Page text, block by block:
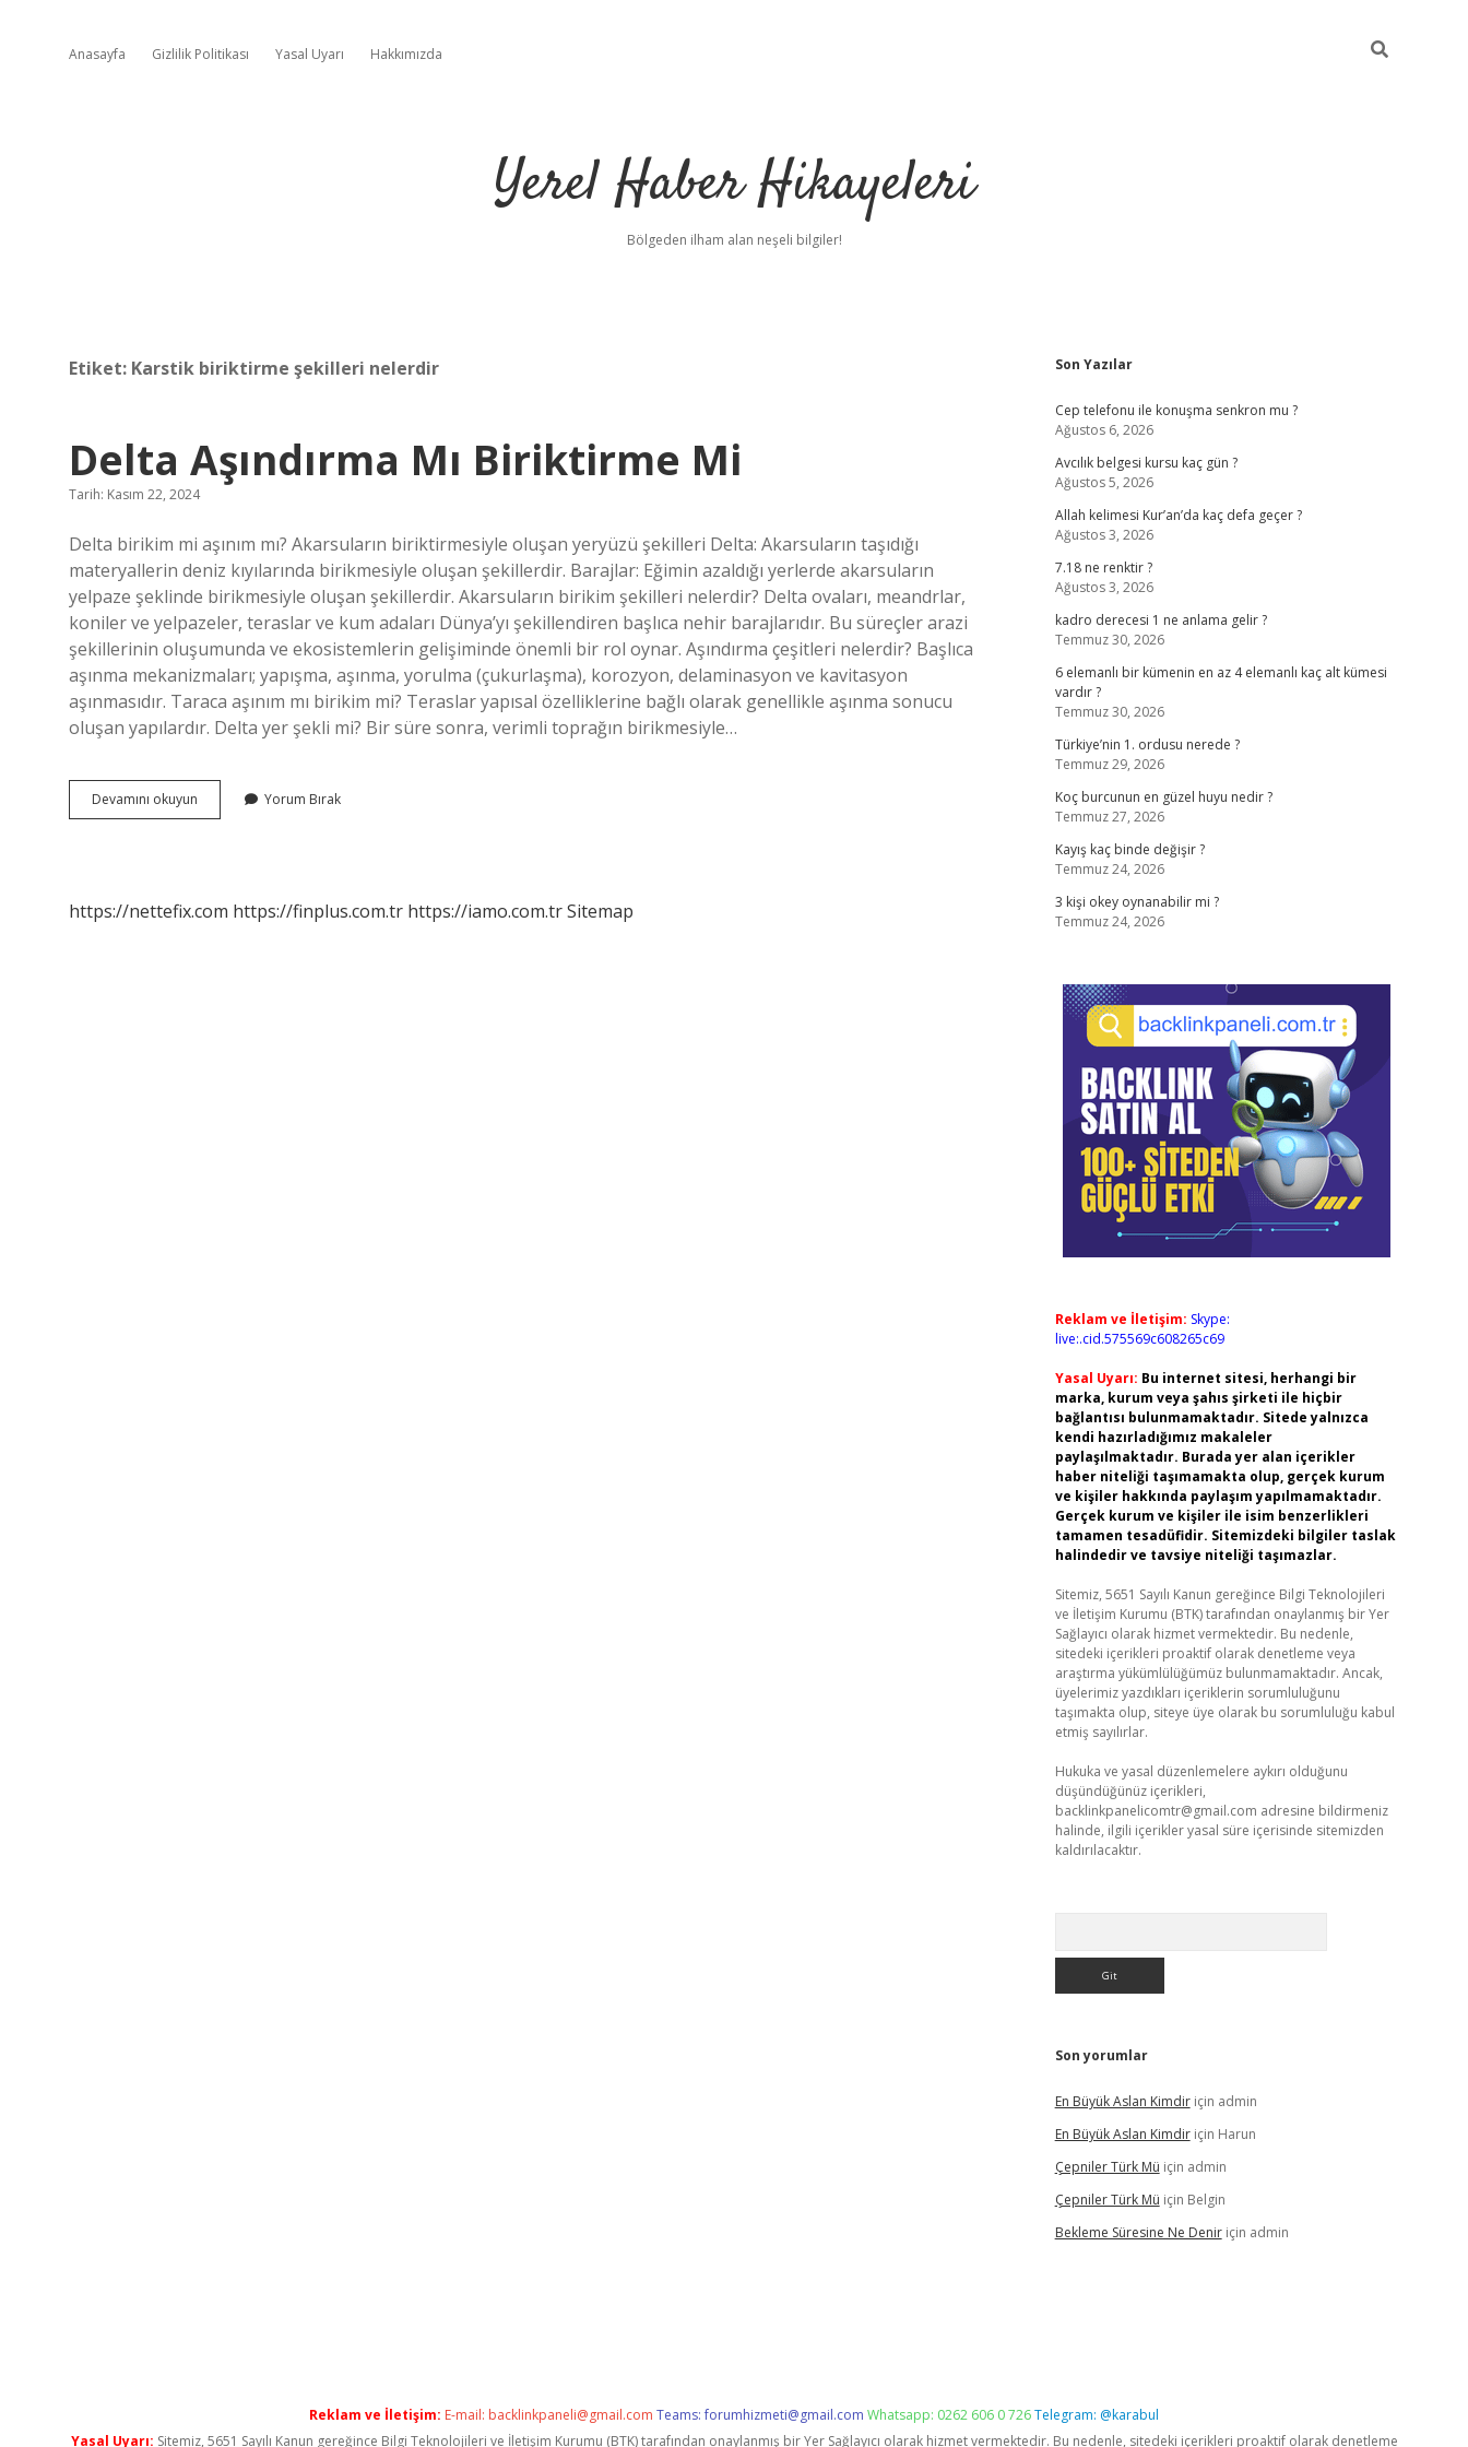
Anasayfa Gizlilik Politikası Yasal Uyarı Hakkımızda
Yerel Haber Hikayeleri
Bölgeden ilham alan neşeli bilgiler!
Etiket: Karstik biriktirme şekilleri nelerdir
Delta Aşındırma Mı Biriktirme Mi
Tarih: Kasım 22, 2024
Delta birikim mi aşınım mı? Akarsuların biriktirmesiyle oluşan yeryüzü şekilleri Delta: Akarsuların taşıdığı
materyallerin deniz kıyılarında birikmesiyle oluşan şekillerdir. Barajlar: Eğimin azaldığı yerlerde akarsuların
yelpaze şeklinde birikmesiyle oluşan şekillerdir. Akarsuların birikim şekilleri nelerdir? Delta ovaları, meandrlar,
koniler ve yelpazeler, teraslar ve kum adaları Dünya’yı şekillendiren başlıca nehir barajlarıdır. Bu süreçler arazi
şekillerinin oluşumunda ve ekosistemlerin gelişiminde önemli bir rol oynar. Aşındırma çeşitleri nelerdir? Başlıca
aşınma mekanizmaları; yapışma, aşınma, yorulma (çukurlaşma), korozyon, delaminasyon ve kavitasyon
aşınmasıdır. Taraca aşınım mı birikim mi? Teraslar yapısal özelliklerine bağlı olarak genellikle aşınma sonucu
oluşan yapılardır. Delta yer şekli mi? Bir süre sonra, verimli toprağın birikmesiyle…
Devamını okuyun
Aşındırma
Yorum Bırak
https://nettefix.com https://finplus.com.tr https://iamo.com.trSitemap
Sidebar
Son Yazılar
Cep telefonu ile konuşma senkron mu ?
Ağustos 6, 2026
Avcılık belgesi kursu kaç gün ?
Ağustos 5, 2026
Allah kelimesi Kur’an’da kaç defa geçer ?
Ağustos 3, 2026
7.18 ne renktir ?
Ağustos 3, 2026
kadro derecesi 1 ne anlama gelir ?
Temmuz 30, 2026
6 elemanlı bir kümenin en az 4 elemanlı kaç alt kümesi
vardır ?
Temmuz 30, 2026
Türkiye’nin 1. ordusu nerede ?
Temmuz 29, 2026
Koç burcunun en güzel huyu nedir ?
Temmuz 27, 2026
Kayış kaç binde değişir ?
Temmuz 24, 2026
3 kişi okey oynanabilir mi ?
Temmuz 24, 2026
Reklam ve İletişim: Skype:
live:.cid.575569c608265c69
Yasal Uyarı: Bu internet sitesi, herhangi bir
marka, kurum veya şahıs şirketi ile hiçbir
bağlantısı bulunmamaktadır. Sitede yalnızca
kendi hazırladığımız makaleler
paylaşılmaktadır. Burada yer alan içerikler
haber niteliği taşımamakta olup, gerçek kurum
ve kişiler hakkında paylaşım yapılmamaktadır.
Gerçek kurum ve kişiler ile isim benzerlikleri
tamamen tesadüfidir. Sitemizdeki bilgiler taslak
halindedir ve tavsiye niteliği taşımazlar.
Sitemiz, 5651 Sayılı Kanun gereğince Bilgi Teknolojileri
ve İletişim Kurumu (BTK) tarafından onaylanmış bir Yer
Sağlayıcı olarak hizmet vermektedir. Bu nedenle,
sitedeki içerikleri proaktif olarak denetleme veya
araştırma yükümlülüğümüz bulunmamaktadır. Ancak,
üyelerimiz yazdıkları içeriklerin sorumluluğunu
taşımakta olup, siteye üye olarak bu sorumluluğu kabul
etmiş sayılırlar.
Hukuka ve yasal düzenlemelere aykırı olduğunu
düşündüğünüz içerikleri,
backlinkpanelicomtr@gmail.com adresine bildirmeniz
halinde, ilgili içerikler yasal süre içerisinde sitemizden
kaldırılacaktır.
Son yorumlar
En Büyük Aslan Kimdiriçin admin
En Büyük Aslan Kimdiriçin Harun
Çepniler Türk Mü için admin
Çepniler Türk Mü için Belgin
Bekleme Süresine Ne Deniriçin admin
Reklam ve İletişim: E-mail: backlinkpaneli@gmail.com Teams:forumhizmeti@gmail.com Whatsapp: 0262 606 0 726Telegram: @karabul
Yasal Uyarı: Sitemiz, 5651 Sayılı Kanun gereğince Bilgi Teknolojileri ve İletişim Kurumu (BTK) tarafından onaylanmış bir Yer Sağlayıcı olarak hizmet vermektedir. Bu nedenle, sitedeki içerikleri proaktif olarak denetleme